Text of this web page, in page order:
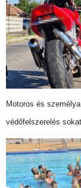
Motoros és
védőfelszerelés